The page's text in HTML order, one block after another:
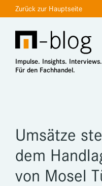
Zurück zur Hauptseite
Impulse. Insights. Interviews.
Für den Fachhandel.
Umsätze
dem
von Mosel